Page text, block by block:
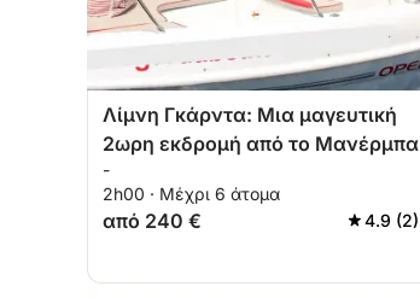
Λίμνη Γκάρντα: Μια μαγευτική
2ωρη εκδρομή από το Μανέρμπα
-
2h00 · Μέχρι 6 άτομα
από 240 € 4.9 (2)